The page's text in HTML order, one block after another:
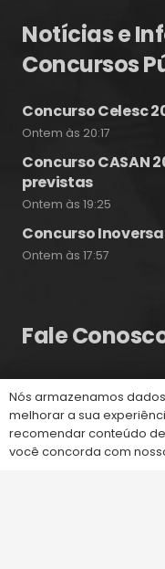
Notícias e
Concursos
Concurso Celesc
Ontem às 20:17
Concurso CASAN
previstas
Ontem às 19:25
Concurso
Ontem às 17:57
Fale
(48) 99828-
Calçadão
Florianópolis –
Nós armazenamos
melhorar a sua
recomendar conteúdo
você concorda com